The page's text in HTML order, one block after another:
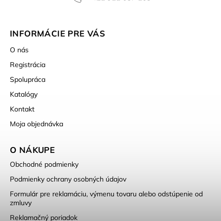
INFORMÁCIE PRE VÁS
O nás
Registrácia
Spolupráca
Katalógy
Kontakt
Moja objednávka
O NÁKUPE
Obchodné podmienky
Podmienky ochrany osobných údajov
Formulár pre reklamáciu, výmenu tovaru alebo odstúpenie od
zmluvy
Reklamačný poriadok